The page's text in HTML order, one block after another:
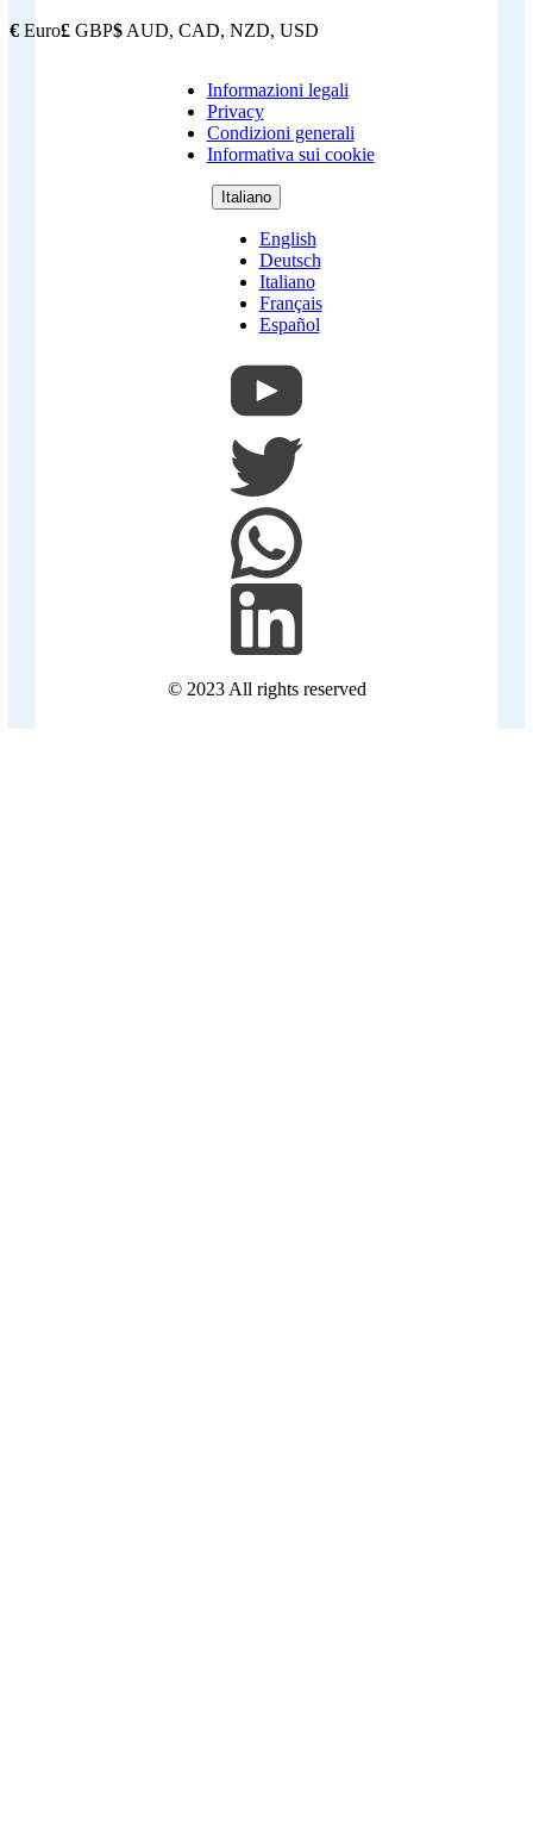
€ Euro£ GBP$ AUD, CAD, NZD, USD
Copyright
Footer
Informazioni legali
Privacy
Condizioni generali
Informativa sui cookie
Italiano
English
Deutsch
Italiano
Français
Español
© 2023 All rights reserved